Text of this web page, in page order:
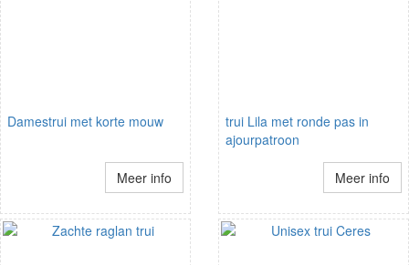
Damestrui met korte mouw
Meer info
trui Lila met ronde pas in
ajourpatroon
Meer info